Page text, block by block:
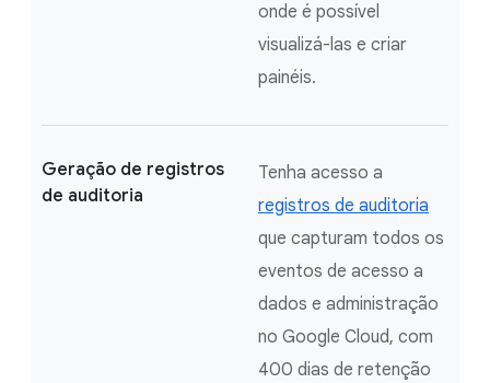
onde é possível
visualizá-las e criar
painéis.
Geração de registros
de auditoria
Tenha acesso a
registros de auditoria
que capturam todos os
eventos de acesso a
dados e administração
no Google Cloud, com
400 dias de retenção